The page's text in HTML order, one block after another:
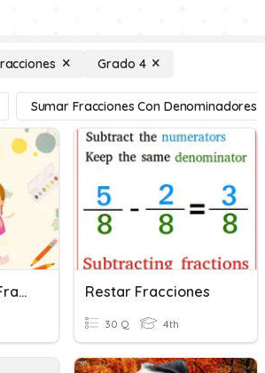
Grado 4
Sumar Fracciones Con Denominadores
Sumar Y Restar Fracciones Homogèneas Restar Fracciones
30 Q 4th